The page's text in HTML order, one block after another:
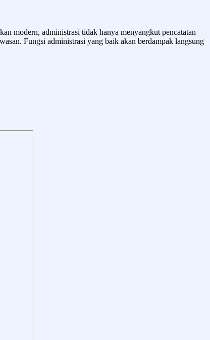
modern, administrasi tidak hanya menyangkut pencatatan
Fungsi administrasi yang baik akan berdampak langsung